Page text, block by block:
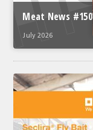
Meat News #150
July 2026